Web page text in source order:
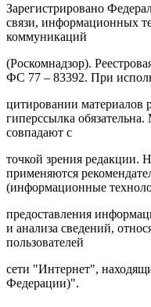
Зарегистрировано
связи, информационных
коммуникаций
(Роскомнадзор).
ФС 77 – 83392. При
цитировании материалов
гиперссылка
совпадают с
точкой зрения редакции.
применяются
(информационные
предоставления
и анализа сведений,
пользователей
сети "Интернет",
Федерации)".